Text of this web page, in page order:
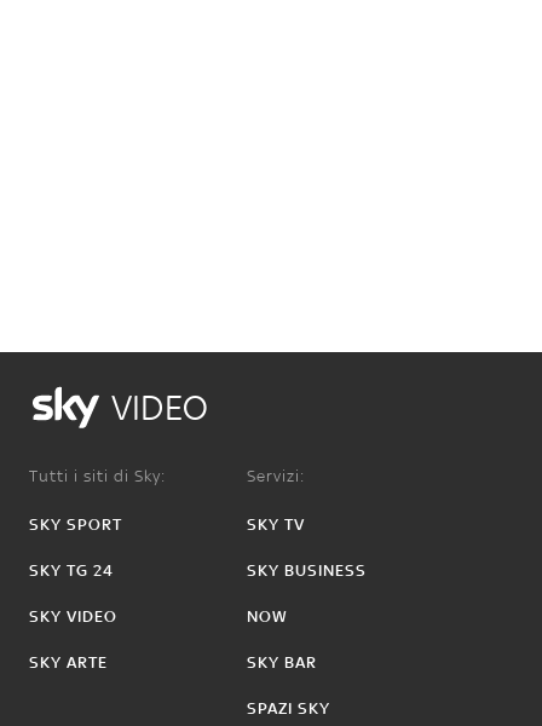
VIDEO
Tutti i siti di Sky:
SKY SPORT
SKY TG 24
SKY VIDEO
SKY ARTE
Servizi:
SKY TV
SKY BUSINESS
NOW
SKY BAR
SPAZI SKY